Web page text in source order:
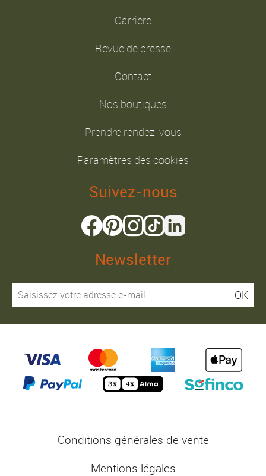
Carrière
Revue de presse
Contact
Nos boutiques
Prendre rendez-vous
Paramètres des cookies
Suivez-nous
Newsletter
OK
Conditions générales de vente
Mentions légales